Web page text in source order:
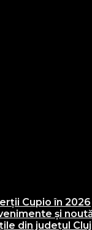
Cupio în 2026
și
din județul Cluj